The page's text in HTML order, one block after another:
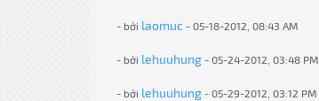
- bởi laomuc - 05-18-2012, 08:43 AM
- bởi lehuuhung- 05-24-2012, 03:48 PM
- bởi lehuuhung- 05-29-2012, 03:12 PM